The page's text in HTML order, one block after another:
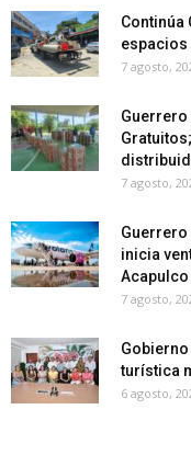
Continúa
espacios
7 agosto,
Guerrero
7 agosto,
inicia
Acapulco
7 agosto,
turística
6 agosto,